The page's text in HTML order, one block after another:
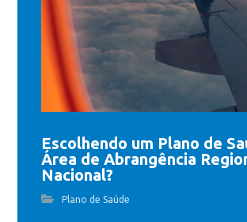
Escolhendo um Plano de
Área de Abrangência
Nacional?
Plano de Saúde